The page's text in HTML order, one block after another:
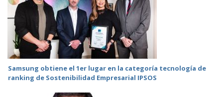
Samsung obtiene el 1er lugar en la categoría tecnología de
ranking de Sostenibilidad Empresarial IPSOS